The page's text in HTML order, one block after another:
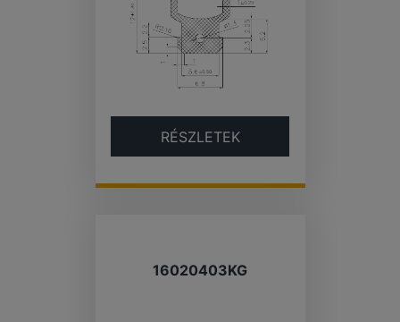
RÉSZLETEK
16020403KG